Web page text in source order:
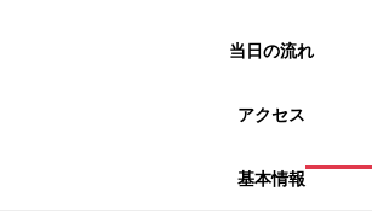
当日の流れ
アクセス
基本情報